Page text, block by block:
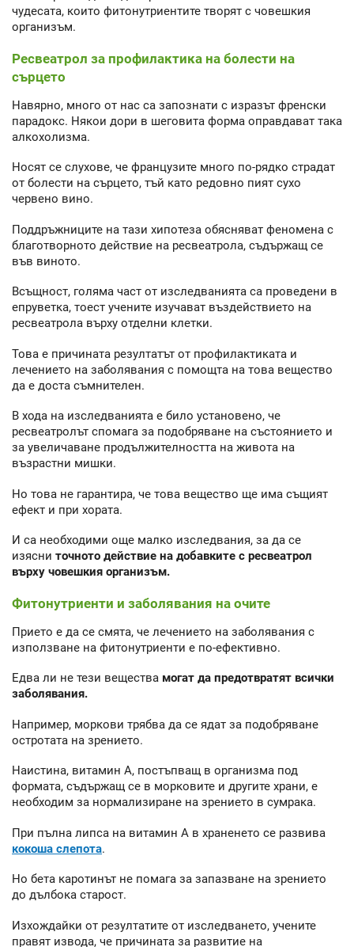
чудесата, които фитонутриентите творят с човешкия
организъм.
Ресвеатрол за профилактика на болести на
сърцето
Навярно, много от нас са запознати с изразът френски
парадокс. Някои дори в шеговита форма оправдават така
алкохолизма.
Носят се слухове, че французите много по-рядко страдат
от болести на сърцето, тъй като редовно пият сухо
червено вино.
Поддръжниците на тази хипотеза обясняват феномена с
благотворното действие на ресвеатрола, съдържащ се
във виното.
Всъщност, голяма част от изследванията са проведени в
епруветка, тоест учените изучават въздействието на
ресвеатрола върху отделни клетки.
Това е причината резултатът от профилактиката и
лечението на заболявания с помощта на това вещество
да е доста съмнителен.
В хода на изследванията е било установено, че
ресвеатролът спомага за подобряване на състоянието и
за увеличаване продължителността на живота на
възрастни мишки.
Но това не гарантира, че това вещество ще има същият
ефект и при хората.
И са необходими още малко изследвания, за да се
изясни точното действие на добавките с ресвеатрол
върху човешкия организъм.
Фитонутриенти и заболявания на очите
Прието е да се смята, че лечението на заболявания с
използване на фитонутриенти е по-ефективно.
Едва ли не тези вещества могат да предотвратят всички
заболявания.
Например, моркови трябва да се ядат за подобряване
остротата на зрението.
Наистина, витамин А, постъпващ в организма под
формата, съдържащ се в морковите и другите храни, е
необходим за нормализиране на зрението в сумрака.
При пълна липса на витамин А в храненето се развива
кокоша слепота.
Но бета каротинът не помага за запазване на зрението
до дълбока старост.
Изхождайки от резултатите от изследването, учените
правят извода, че причината за развитие на